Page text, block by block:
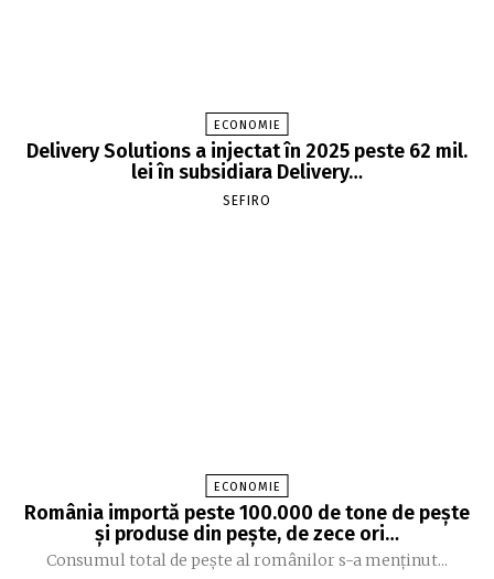
ECONOMIE
Delivery Solutions a injectat în 2025 peste 62 mil.
lei în subsidiara Delivery…
SEFIRO
ECONOMIE
România importă peste 100.000 de tone de peşte
şi produse din peşte, de zece ori…
Consumul total de peşte al ro­mâ­nilor s-a menţinut...